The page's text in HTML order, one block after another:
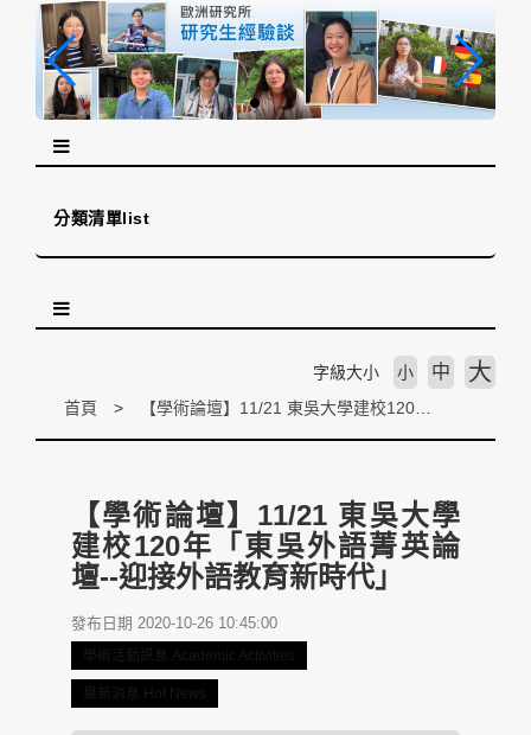
分類清單list
首頁
字級大小 小 中 大
【學術論壇】11/21 東吳大學
建校120年「東吳外語菁英論
壇--迎接外語教育新時代」
發布日期 2020-10-26 10:45:00
學術活動訊息 Academic Activities
最新消息 Hot News